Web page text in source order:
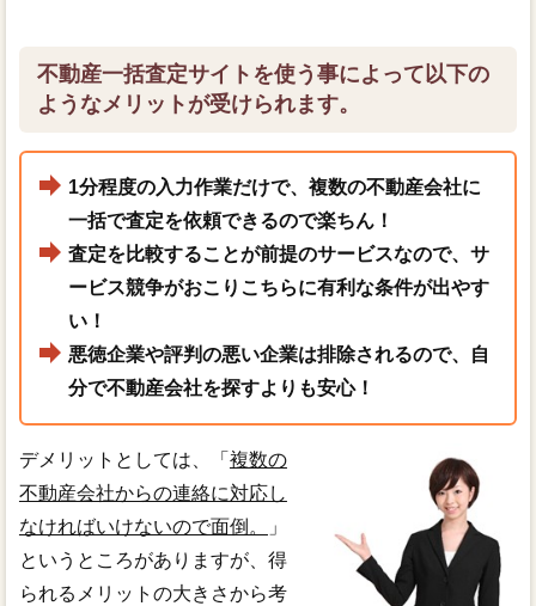
不動産一括査定サイトを使う事によって以下の
ようなメリットが受けられます。
1分程度の入力作業だけで、複数の不動産会社に
一括で査定を依頼できるので楽ちん！
査定を比較することが前提のサービスなので、サ
ービス競争がおこりこちらに有利な条件が出やす
い！
悪徳企業や評判の悪い企業は排除されるので、自
分で不動産会社を探すよりも安心！
デメリットとしては、「 複数の
不動産会社からの連絡に対応し
なければいけないので面倒。
」
というところがありますが、得
られるメリットの大きさから考